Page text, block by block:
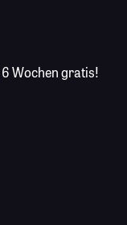
6 Wochen gratis!